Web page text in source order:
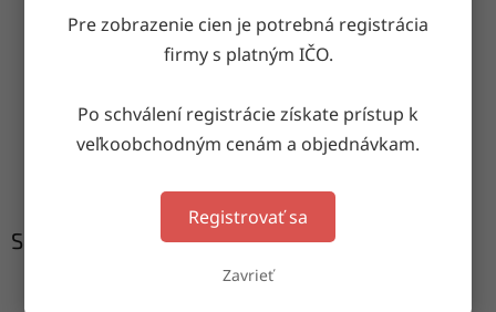
Pre zobrazenie cien je potrebná registrácia
firmy s platným IČO.
Po schválení registrácie získate prístup k
veľkoobchodným cenám a objednávkam.
Registrovať sa
Zavrieť
Doručenie do druhého dňa
Garancia doručenia
Súvisiaci tovar